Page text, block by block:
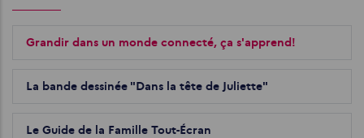
Grandir dans un monde connecté, ça s'apprend!
La bande dessinée "Dans la tête de Juliette"
Le Guide de la Famille Tout-Écran